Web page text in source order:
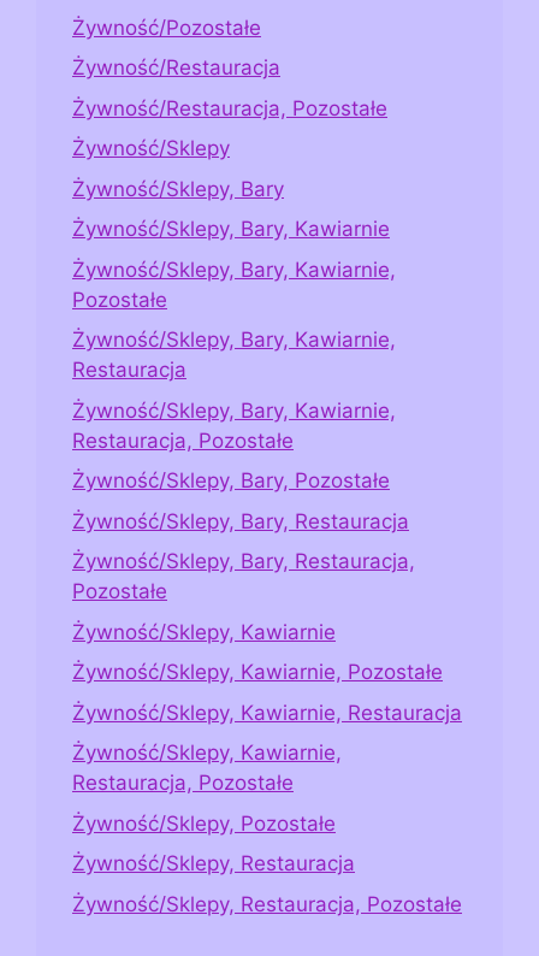
Żywność/Pozostałe
Żywność/Restauracja
Żywność/Restauracja, Pozostałe
Żywność/Sklepy
Żywność/Sklepy, Bary
Żywność/Sklepy, Bary, Kawiarnie
Żywność/Sklepy, Bary, Kawiarnie,
Pozostałe
Żywność/Sklepy, Bary, Kawiarnie,
Restauracja
Żywność/Sklepy, Bary, Kawiarnie,
Restauracja, Pozostałe
Żywność/Sklepy, Bary, Pozostałe
Żywność/Sklepy, Bary, Restauracja
Żywność/Sklepy, Bary, Restauracja,
Pozostałe
Żywność/Sklepy, Kawiarnie
Żywność/Sklepy, Kawiarnie, Pozostałe
Żywność/Sklepy, Kawiarnie, Restauracja
Żywność/Sklepy, Kawiarnie,
Restauracja, Pozostałe
Żywność/Sklepy, Pozostałe
Żywność/Sklepy, Restauracja
Żywność/Sklepy, Restauracja, Pozostałe